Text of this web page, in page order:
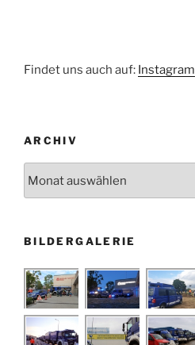
Findet uns auch auf: Instagram
ARCHIV
BILDERGALERIE